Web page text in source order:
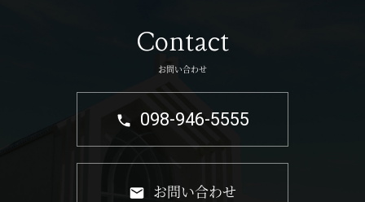
Contact
お問い合わせ
098-946-5555
お問い合わせ